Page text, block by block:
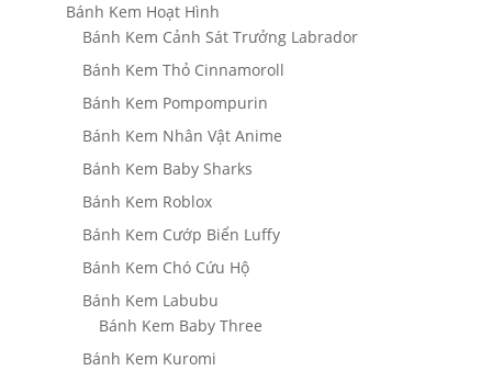
Bánh Kem Hoạt Hình
Bánh Kem Cảnh Sát Trưởng Labrador
Bánh Kem Thỏ Cinnamoroll
Bánh Kem Pompompurin
Bánh Kem Nhân Vật Anime
Bánh Kem Baby Sharks
Bánh Kem Roblox
Bánh Kem Cướp Biển Luffy
Bánh Kem Chó Cứu Hộ
Bánh Kem Labubu
Bánh Kem Baby Three
Bánh Kem Kuromi